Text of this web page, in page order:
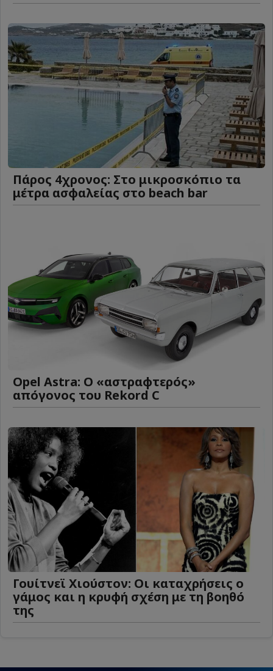
Πάρος 4χρονος: Στο μικροσκόπιο τα
μέτρα ασφαλείας στο beach bar
Opel Astra: Ο «αστραφτερός»
απόγονος του Rekord C
Γουίτνεϊ Χιούστον: Οι καταχρήσεις ο
γάμος και η κρυφή σχέση με τη βοηθό
της